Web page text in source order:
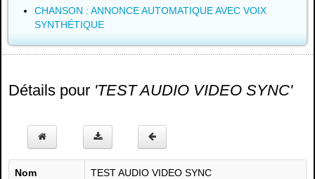
CHANSON : ANNONCE AUTOMATIQUE AVEC VOIX
SYNTHÉTIQUE
Détails pour 'TEST AUDIO VIDEO SYNC'
Nom TEST AUDIO VIDEO SYNC